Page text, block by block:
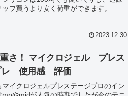
プ買うより安く荷重ができます。
2023.12.30
重さ！ マイクロジェル プレス
レ 使用感 評価
イクロジェルプレステージプロのイン